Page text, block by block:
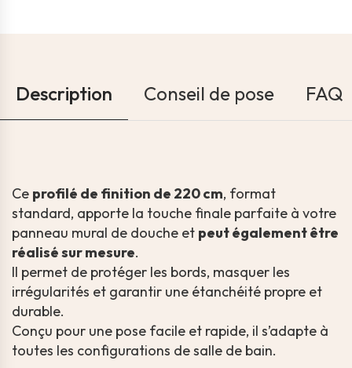
Description Conseil de pose FAQ
Ce profilé de finition de 220 cm, format
standard, apporte la touche finale parfaite à votre
panneau mural de douche et peut également être
réalisé sur mesure.
Il permet de protéger les bords, masquer les
irrégularités et garantir une étanchéité propre et
durable.
Conçu pour une pose facile et rapide, il s’adapte à
toutes les configurations de salle de bain.